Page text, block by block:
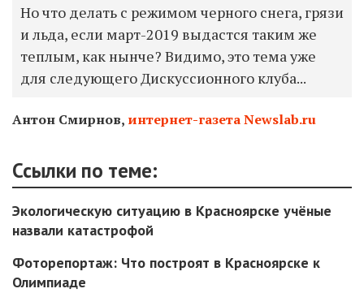
Но что делать с режимом черного снега, грязи
и льда, если март-2019 выдастся таким же
теплым, как нынче? Видимо, это тема уже
для следующего Дискуссионного клуба...
Антон Смирнов, интернет-газета Newslab.ru
Ссылки по теме:
Экологическую ситуацию в Красноярске учёные
назвали катастрофой
Фоторепортаж: Что построят в Красноярске к
Олимпиаде